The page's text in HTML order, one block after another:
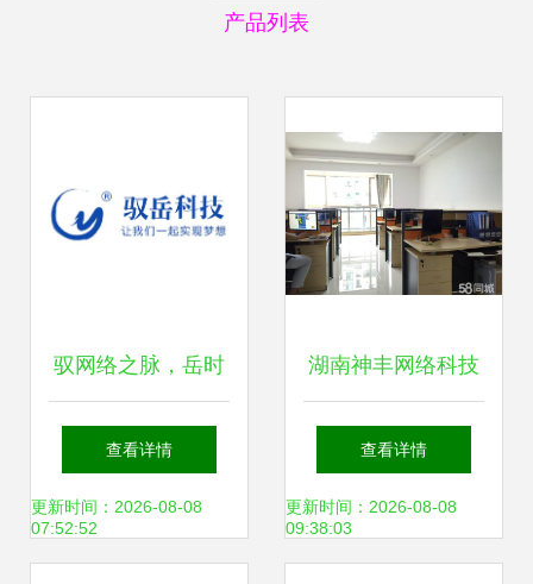
产品列表
驭网络之脉，岳时
代之巅 上海驭岳网
络科技，企业数智
查看详情
更新时间：2026-08-08
07:52:52
湖南神丰网络科技
专业网络设备销售
的领航者
查看详情
更新时间：2026-08-08
09:38:03